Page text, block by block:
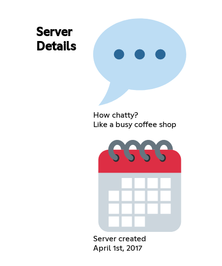
Server
Details
How chatty?
Like a busy coffee shop
Server created
April 1st, 2017